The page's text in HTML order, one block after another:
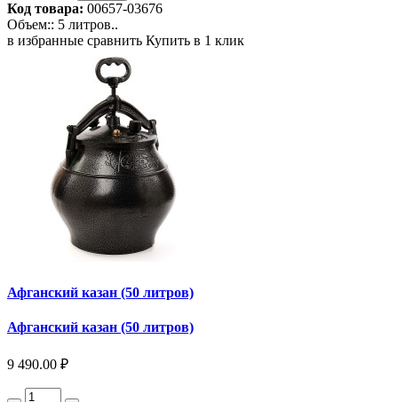
Код товара: 00657-03676
Объем:: 5 литров..
в избранные сравнить Купить в 1 клик
Афганский казан (50 литров)
Афганский казан (50 литров)
9 490.00 ₽